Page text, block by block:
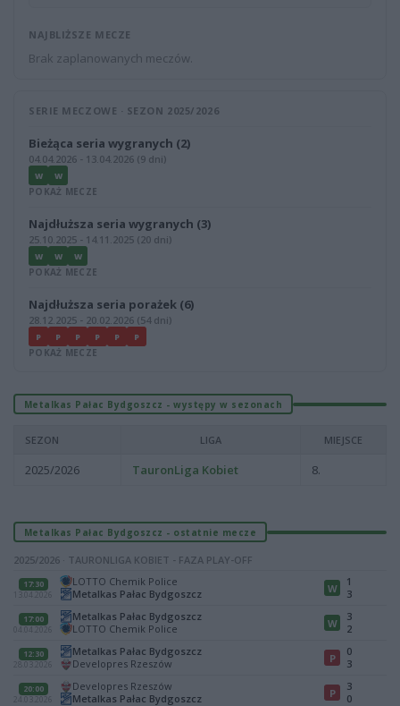
NAJBLIŻSZE MECZE
Brak zaplanowanych meczów.
SERIE MECZOWE · SEZON 2025/2026
Bieżąca seria wygranych (2)
04.04.2026 - 13.04.2026 (9 dni)
W W
POKAŻ MECZE
Najdłuższa seria wygranych (3)
25.10.2025 - 14.11.2025 (20 dni)
W W W
POKAŻ MECZE
Najdłuższa seria porażek (6)
28.12.2025 - 20.02.2026 (54 dni)
P P P P P P
POKAŻ MECZE
Metalkas Pałac Bydgoszcz - występy w sezonach
SEZON LIGA MIEJSCE
2025/2026 TauronLiga Kobiet 8.
Metalkas Pałac Bydgoszcz - ostatnie mecze
2025/2026 · TAURONLIGA KOBIET - FAZA PLAY-OFF
17:30
13.04.2026
LOTTO Chemik Police
Metalkas Pałac Bydgoszcz
W
1
3
17:00
04.04.2026
Metalkas Pałac Bydgoszcz
LOTTO Chemik Police
W
3
2
12:30
28.03.2026
Metalkas Pałac Bydgoszcz
Developres Rzeszów
P
0
3
20:00
24.03.2026
Developres Rzeszów
Metalkas Pałac Bydgoszcz
P
3
0